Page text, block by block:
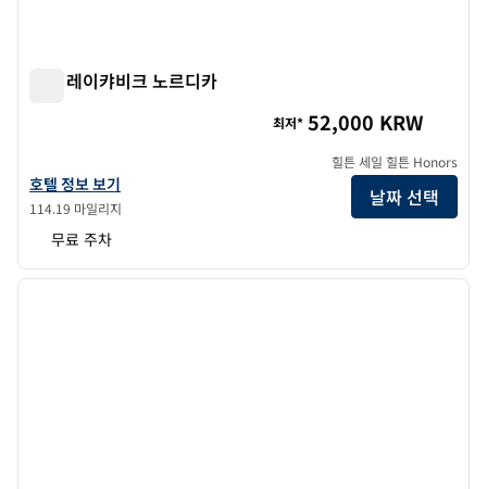
힐튼 레이캬비크 노르디카
힐튼 레이캬비크 노르디카의 호텔 정보 보기
호텔 정보 보기
114.19 마일리지
최저* 52,000 KRW
힐튼 세일 힐튼 Honors
날짜 선택
무료 주차
1/12
1/12
다음